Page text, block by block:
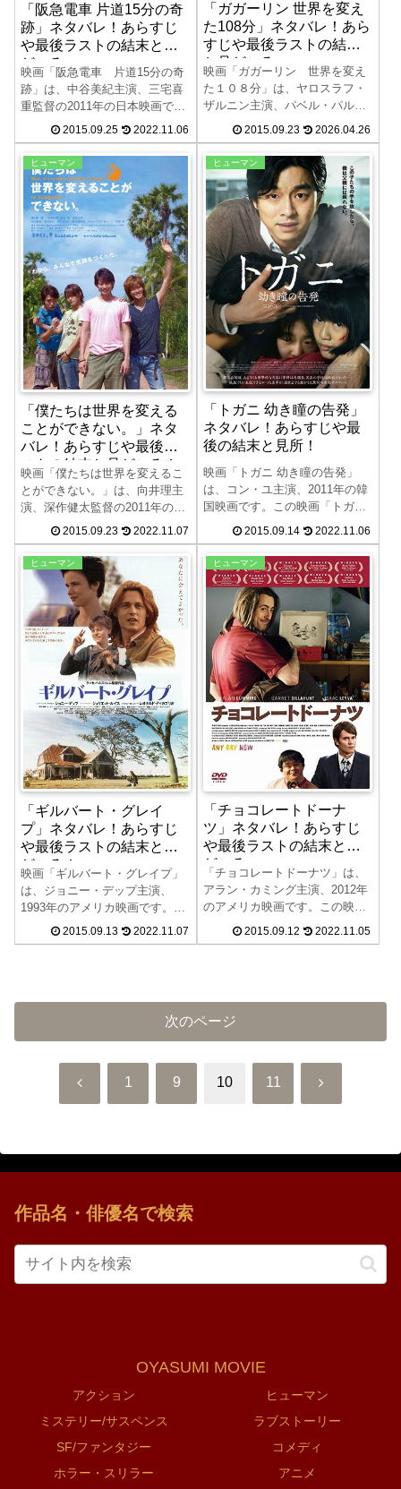
「阪急電車 片道15分の奇
跡」ネタバレ！あらすじ
や最後ラストの結末と見
どころ
映画「阪急電車 片道15分の奇
跡」は、中谷美紀主演、三宅喜
重監督の2011年の日本映画で
す。この映画「阪急電車 片道
15分の奇跡」のネタバレ、あら
すじや最後ラスト、結末、見所
について紹介します。列車に乗
り合わせた人々が織りなす群像
劇を描く「阪急電車 片道15分
の奇跡」をお楽しみください。
原作は有川浩の連作短編小説集
です。三宅喜重監督はこの「阪
急電車 片道１５分の奇跡」が劇
場用映画のデビュー作となりま
した。
2015.09.25 2022.11.06
「ガガーリン 世界を変え
た108分」ネタバレ！あら
すじや最後ラストの結末
と見どころ
映画「ガガーリン 世界を変え
た１０８分」は、ヤロスラフ・
ザルニン主演、パベル・パルホ
メンコ監督の2013年のロシア映
ン 世界を変えた１０８分」の
ネタバレ、あらすじや最後ラス
トの結末、見所について紹介し
ます。ソビエト連邦の宇宙飛行
士、ユーリイ・ガガーリンの人
生を描いた映画です。
2015.09.23 2026.04.26
ヒューマン
「僕たちは世界を変える
ことができない。」ネタ
バレ！あらすじや最後ラ
ストの結末と見どころ！
映画「僕たちは世界を変えるこ
とができない。」は、向井理主
演、深作健太監督の2011年の日
本映画です。この映画「僕たち
は世界を変えることができな
い。」のネタバレ、あらすじや
最後ラストの結末、見所につい
て紹介します。カンボジアで学
校を作る！実話を元にしたヒュ
ーマンストーリー「僕たちは世
界を変えることができない。」
をお楽しみください。
2015.09.23 2022.11.07
ヒューマン
「トガニ 幼き瞳の告発」
ネタバレ！あらすじや最
後の結末と見所！
映画「トガニ 幼き瞳の告発」
は、コン・ユ主演、2011年の韓
国映画です。この映画「トガニ
幼き瞳の告発」のネタバレ、あ
所について紹介します。原作は
韓国の作家孔枝泳の小説で、実
際に起きた事件を元に描いた作
品です。
2015.09.14 2022.11.06
ヒューマン
「ギルバート・グレイ
プ」ネタバレ！あらすじ
や最後ラストの結末と見
どころ！
映画「ギルバート・グレイプ」
は、ジョニー・デップ主演、
1993年のアメリカ映画です。そ
んな映画「ギルバート・グレイ
プ」のネタバレ、あらすじや最
ルド・ディカプリオがアカデミ
ー賞にノミネートされていま
2015.09.13 2022.11.07
ヒューマン
「チョコレートドーナ
ツ」ネタバレ！あらすじ
や最後ラストの結末と見
どころ
「チョコレートドーナツ」は、
アラン・カミング主演、2012年
のアメリカ映画です。この映画
「チョコレートドーナツ」のネ
タバレ、あらすじや最後ラス
2015.09.12 2022.11.05
次のページ
前 1 9 10 11 次
作品名・俳優名で検索
OYASUMI MOVIE
アクション
ヒューマン
ミステリー/サスペンス
ラブストーリー
SF/ファンタジー
コメディ
ホラー・スリラー
アニメ